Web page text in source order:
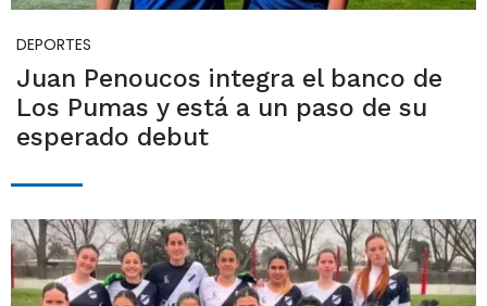
DEPORTES
Juan Penoucos integra el banco de
Los Pumas y está a un paso de su
esperado debut